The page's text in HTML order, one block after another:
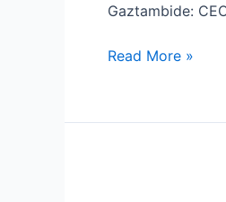
Gaztambide:
Read More »